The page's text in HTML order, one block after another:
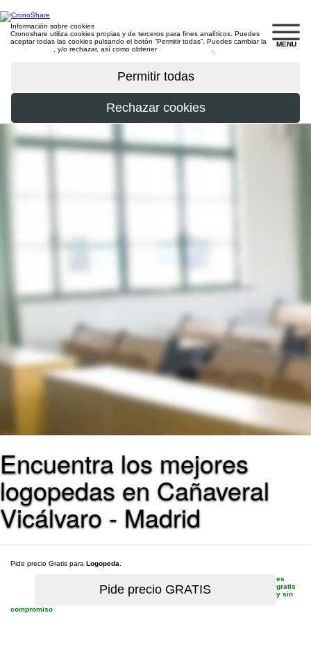
MENU
Información sobre cookies
Cronoshare utiliza cookies propias y de terceros para fines analíticos. Puedes
aceptar todas las cookies pulsando el botón “Permitir todas”. Puedes cambiar la
, y/o rechazar, así como obtener
Encuentra los mejores
logopedas en Cañaveral
Vicálvaro - Madrid
Pide precio Gratis para Logopeda
es
gratis
y sin
compromiso